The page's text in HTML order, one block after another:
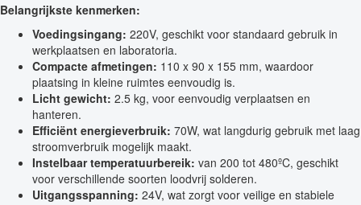
Belangrijkste kenmerken:
Voedingsingang: 220V, geschikt voor standaard gebruik in
werkplaatsen en laboratoria.
Compacte afmetingen: 110 x 90 x 155 mm, waardoor
plaatsing in kleine ruimtes eenvoudig is.
Licht gewicht: 2.5 kg, voor eenvoudig verplaatsen en
hanteren.
Efficiënt energieverbruik: 70W, wat langdurig gebruik met laag
stroomverbruik mogelijk maakt.
Instelbaar temperatuurbereik: van 200 tot 480ºC, geschikt
voor verschillende soorten loodvrij solderen.
Uitgangsspanning: 24V, wat zorgt voor veilige en stabiele